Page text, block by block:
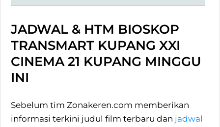
JADWAL & HTM BIOSKOP
TRANSMART KUPANG XXI
CINEMA 21 KUPANG MINGGU
INI
Sebelum tim Zonakeren.com memberikan
informasi terkini judul film terbaru dan jadwal